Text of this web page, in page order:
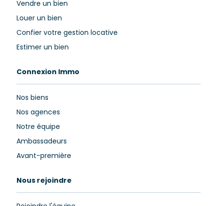
Vendre un bien
Louer un bien
Confier votre gestion locative
Estimer un bien
Connexion Immo
Nos biens
Nos agences
Notre équipe
Ambassadeurs
Avant-première
Nous rejoindre